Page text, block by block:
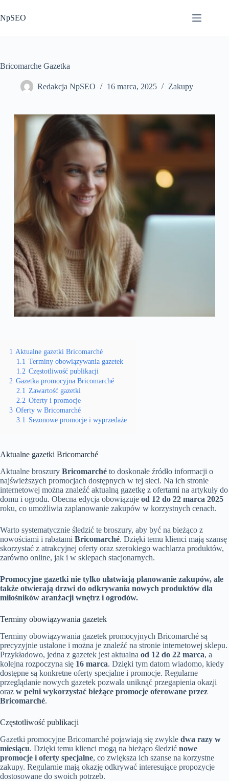
do
treści
NpSEO
Bricomarche Gazetka
Redakcja NpSEO 16 marca, 2025 Zakupy
1 Aktualne gazetki Bricomarché
1.1 Terminy obowiązywania gazetek
1.2 Częstotliwość publikacji
2 Gazetka promocyjna Bricomarché
2.1 Zawartość gazetki
2.2 Oferty i promocje
3 Oferty w Bricomarché
3.1 Sezonowe promocje i wyprzedaże
Aktualne gazetki Bricomarché
Aktualne broszury Bricomarché to doskonałe źródło informacji o
najświeższych promocjach dostępnych w tej sieci. Na ich stronie
internetowej można znaleźć aktualną gazetkę z ofertami na artykuły do
domu i ogrodu. Obecna edycja obowiązuje od 12 do 22 marca 2025
roku, co umożliwia zaplanowanie zakupów w korzystnych cenach.
Warto systematycznie śledzić te broszury, aby być na bieżąco z
nowościami i rabatami Bricomarché. Dzięki temu klienci mają szansę
skorzystać z atrakcyjnej oferty oraz szerokiego wachlarza produktów,
zarówno online, jak i w sklepach stacjonarnych.
Promocyjne gazetki nie tylko ułatwiają planowanie zakupów, ale
także otwierają drzwi do odkrywania nowych produktów dla
miłośników aranżacji wnętrz i ogrodów.
Terminy obowiązywania gazetek
Terminy obowiązywania gazetek promocyjnych Bricomarché są
precyzyjnie ustalone i można je znaleźć na stronie internetowej sklepu.
Przykładowo, jedna z gazetek jest aktualna od 12 do 22 marca, a
kolejna rozpoczyna się 16 marca. Dzięki tym datom wiadomo, kiedy
dostępne są konkretne oferty specjalne i promocje. Regularne
przeglądanie nowych gazetek pozwala uniknąć przegapienia okazji
oraz w pełni wykorzystać bieżące promocje oferowane przez
Bricomarché.
Częstotliwość publikacji
Gazetki promocyjne Bricomarché pojawiają się zwykle dwa razy w
miesiącu. Dzięki temu klienci mogą na bieżąco śledzić nowe
promocje i oferty specjalne, co zwiększa ich szanse na korzystne
zakupy. Regularnie mają okazję odkrywać interesujące propozycje
dostosowane do swoich potrzeb.